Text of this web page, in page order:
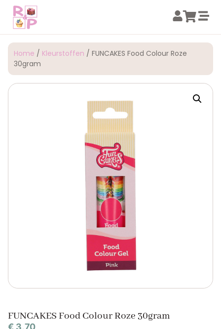
Home / Kleurstoffen / FUNCAKES Food Colour Roze
30gram
FUNCAKES Food Colour Roze 30gram
€ 3,70